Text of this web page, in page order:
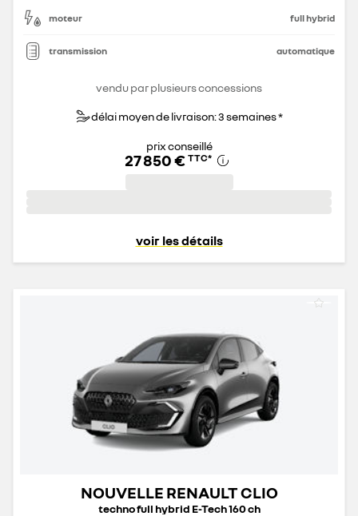
moteur full hybrid
transmission automatique
vendu par plusieurs concessions
délai moyen de livraison: 3 semaines *
prix conseillé
27 850 € TTC*
voir les détails
NOUVELLE RENAULT CLIO
techno full hybrid E-Tech 160 ch